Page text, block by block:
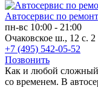
Автосервис по
пн-вс 10:00 - 21:00
Очаковское ш., 12 с. 2
+7 (495) 542-05-52
Позвонить
Как и любой сложный
со временем. В